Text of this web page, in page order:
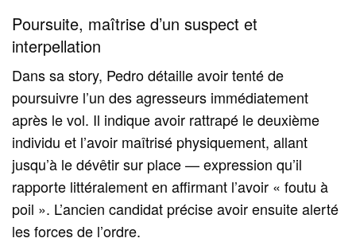
Poursuite, maîtrise d’un suspect et
interpellation
Dans sa story, Pedro détaille avoir tenté de
poursuivre l’un des agresseurs immédiatement
après le vol. Il indique avoir rattrapé le deuxième
individu et l’avoir maîtrisé physiquement, allant
jusqu’à le dévêtir sur place — expression qu’il
rapporte littéralement en affirmant l’avoir « foutu à
poil ». L’ancien candidat précise avoir ensuite alerté
les forces de l’ordre.